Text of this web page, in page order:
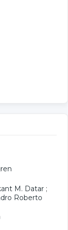
M. Datar ;
Roberto